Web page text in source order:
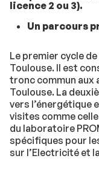
licence 2 ou 3).
Un parcours
Le premier cycle de
Toulouse. Il est
tronc commun aux
Toulouse. La
vers l’énergétique
visites comme
du laboratoire
spécifiques pour
sur l’Electricité et